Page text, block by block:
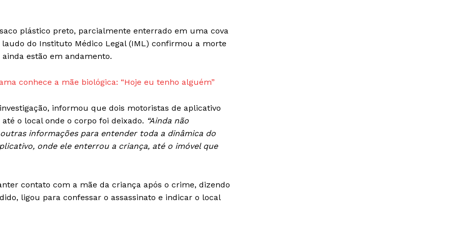
plástico preto, parcialmente enterrado em uma cova
do Instituto Médico Legal (IML) confirmou a morte
estão em andamento.
conhece a mãe biológica: “Hoje eu tenho alguém”
informou que dois motoristas de aplicativo
o local onde o corpo foi deixado. “Ainda não
informações para entender toda a dinâmica do
onde ele enterrou a criança, até o imóvel que
contato com a mãe da criança após o crime, dizendo
ligou para confessar o assassinato e indicar o local